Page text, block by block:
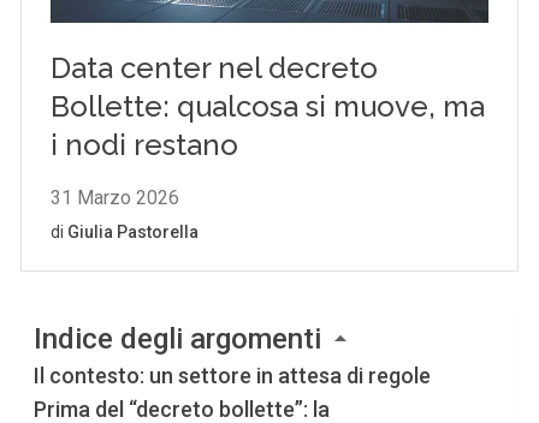
Indice degli argomenti
Il contesto: un settore in attesa di regole
Prima del “decreto bollette”: la